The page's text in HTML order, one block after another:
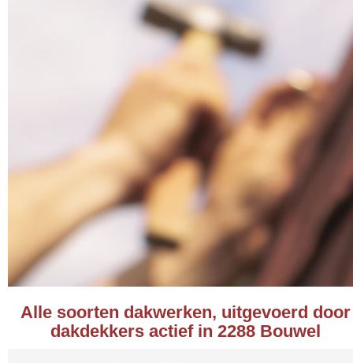
Alle soorten dakwerken, uitgevoerd door
dakdekkers actief in 2288 Bouwel